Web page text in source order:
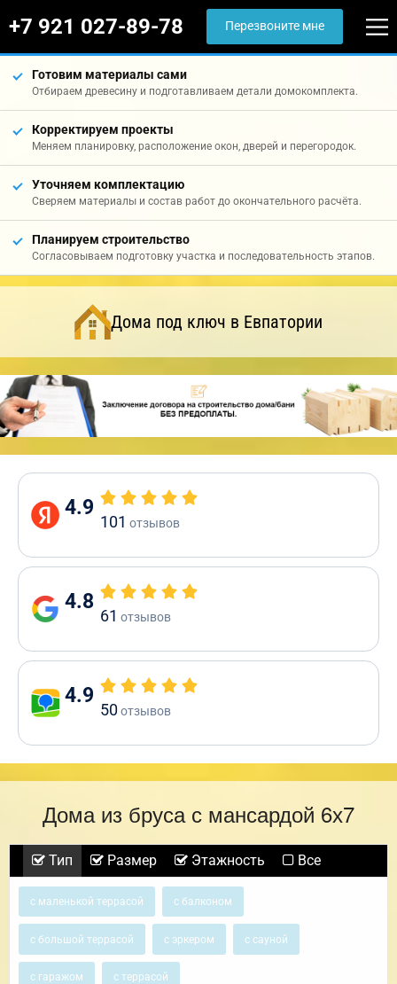
+7 921 027-89-78 Перезвоните мне
Готовим материалы сами
Отбираем древесину и подготавливаем детали домокомплекта.
Корректируем проекты
Меняем планировку, расположение окон, дверей и перегородок.
Уточняем комплектацию
Сверяем материалы и состав работ до окончательного расчёта.
Планируем строительство
Согласовываем подготовку участка и последовательность этапов.
Дома под ключ в Евпатории
4.9
101 отзывов
4.8
61 отзывов
4.9
50отзывов
Дома из бруса с мансардой 6х7
Тип Размер Этажность Все
с маленькой террасой с балконом
с большой террасой с эркером с сауной
с гаражом с террасой